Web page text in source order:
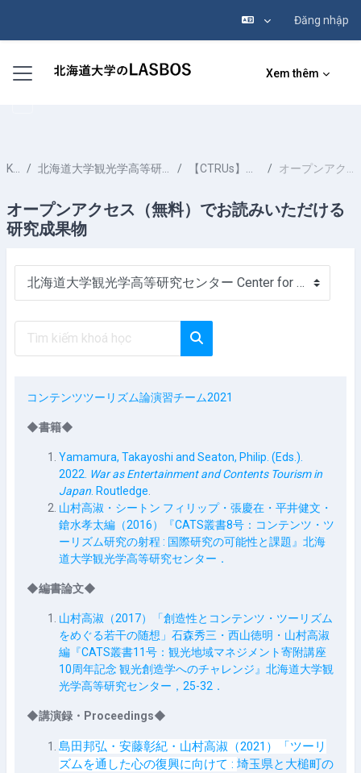
Đăng nhập
Bảng điều khiển cạnh Xem thêm
Khoá học 北海道大学観光学高等研究センター Center for Advanced Tourism Studies HOKKAIDO UNIVERSITY 【CTRUs】コンテンツツーリズム国際共同研究ポータル オープンアクセス（無料）でお読みいただける研究成果物
オープンアクセス（無料）でお読みいただける
研究成果物
Danh mục khoá học
Tìm kiếm khoá học
コンテンツツーリズム論演習チーム2021
◆書籍◆
Yamamura, Takayoshi and Seaton, Philip. (Eds.).
2022. War as Entertainment and Contents Tourism in
Japan . Routledge
山村高淑・シートン フィリップ・張慶在・平井健文・
鎗水孝太編（2016）『CATS叢書8号：コンテンツ・ツ
ーリズム研究の射程 : 国際研究の可能性と課題』北海
道大学観光学高等研究センター．
◆編書論文◆
山村高淑（2017）「創造性とコンテンツ・ツーリズム
をめぐる若干の随想」石森秀三・西山徳明・山村高淑
編『CATS叢書11号：観光地域マネジメント寄附講座
10周年記念 観光創造学へのチャレンジ』北海道大学観
光学高等研究センター，25-32．
◆講演録・Proceedings◆
島田邦弘・安藤彰紀・山村高淑（2021 ）「ツーリ
ズムを通した心の復興に向けて : 埼玉県と大槌町の